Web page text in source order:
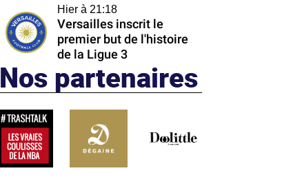
Hier à 21:18
Versailles inscrit le
premier but de l'histoire
de la Ligue 3
Nos partenaires